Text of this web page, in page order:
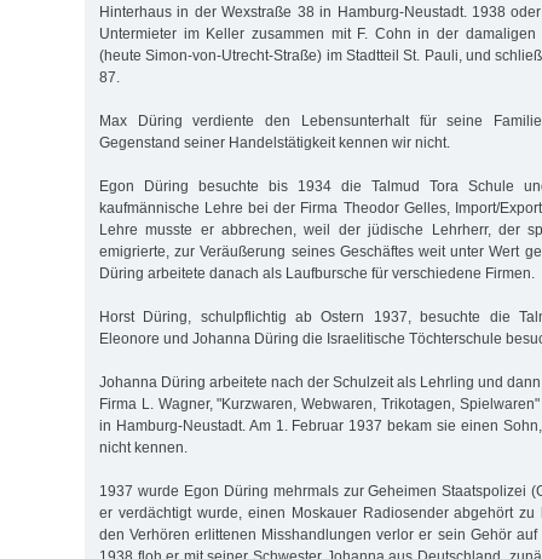
Hinterhaus in der Wexstraße 38 in Hamburg-Neustadt. 1938
Untermieter im Keller zusammen mit F. Cohn in der damaligen
(heute Simon-von-Utrecht-Straße) im Stadtteil St. Pauli, und
87.
Max Düring verdiente den Lebensunterhalt für seine
Gegenstand seiner Handelstätigkeit kennen wir nicht.
Egon Düring besuchte bis 1934 die Talmud Tora Schule
kaufmännische Lehre bei der Firma Theodor Gelles, Import/
Lehre musste er abbrechen, weil der jüdische Lehrherr, der
emigrierte, zur Veräußerung seines Geschäftes weit unter Wert
Düring arbeitete danach als Laufbursche für verschiedene Firmen.
Horst Düring, schulpflichtig ab Ostern 1937, besuchte die
Eleonore und Johanna Düring die Israelitische Töchterschule
Johanna Düring arbeitete nach der Schulzeit als Lehrling und
Firma L. Wagner, "Kurzwaren, Webwaren, Trikotagen,
in Hamburg-Neustadt. Am 1. Februar 1937 bekam sie einen
nicht kennen.
1937 wurde Egon Düring mehrmals zur Geheimen Staatspolizei
er verdächtigt wurde, einen Moskauer Radiosender abgehört
den Verhören erlittenen Misshandlungen verlor er sein Gehör auf